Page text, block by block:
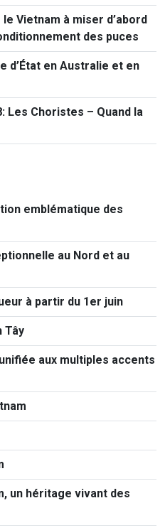
Vietnam à miser d’abord
des puces
d’État en Australie et en
Les Choristes – Quand la
emblématique des
au Nord et au
à partir du 1er juin
Tây
aux multiples accents
un héritage vivant des